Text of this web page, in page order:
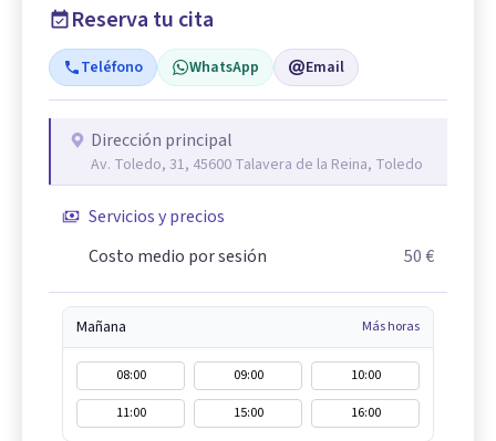
Reserva tu cita
Teléfono WhatsApp Email
Dirección principal
Av. Toledo, 31, 45600 Talavera de la Reina, Toledo
Servicios y precios
Costo medio por sesión
50 €
Mañana Más horas
08:00 09:00
10:00
11:00
15:00 16:00